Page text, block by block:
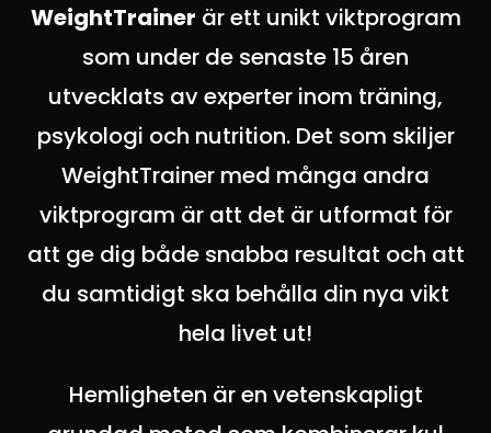
WeightTrainer är ett unikt viktprogram
som under de senaste 15 åren
utvecklats av experter inom träning,
psykologi och nutrition. Det som skiljer
WeightTrainer med många andra
viktprogram är att det är utformat för
att ge dig både snabba resultat och att
du samtidigt ska behålla din nya vikt
hela livet ut!
Hemligheten är en vetenskapligt